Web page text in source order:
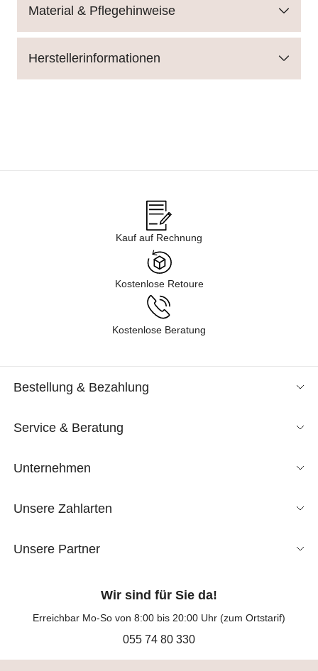
Material & Pflegehinweise
Herstellerinformationen
Kauf auf Rechnung
Kostenlose Retoure
Kostenlose Beratung
Bestellung & Bezahlung
Service & Beratung
Unternehmen
Unsere Zahlarten
Unsere Partner
Wir sind für Sie da!
Erreichbar Mo-So von 8:00 bis 20:00 Uhr (zum Ortstarif)
055 74 80 330